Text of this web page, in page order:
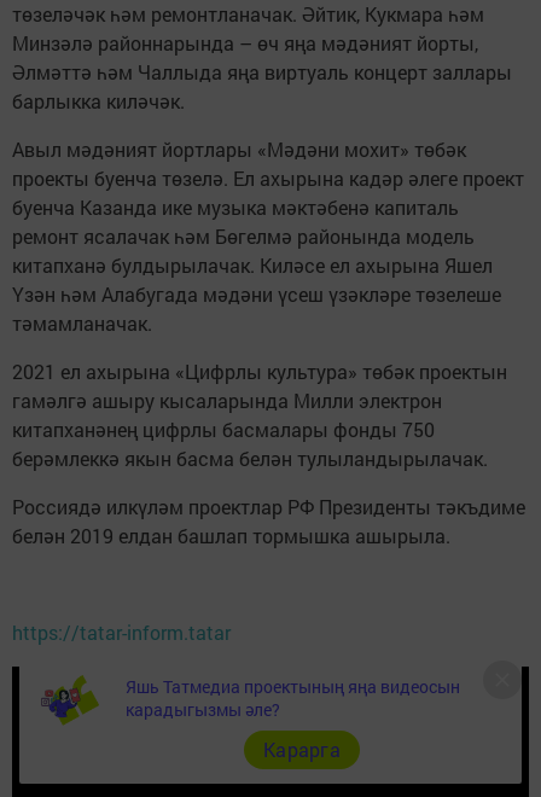
төзеләчәк һәм ремонтланачак. Әйтик, Кукмара һәм
Минзәлә районнарында – өч яңа мәдәният йорты,
Әлмәттә һәм Чаллыда яңа виртуаль концерт заллары
барлыкка киләчәк.
Авыл мәдәният йортлары «Мәдәни мохит» төбәк
проекты буенча төзелә. Ел ахырына кадәр әлеге проект
буенча Казанда ике музыка мәктәбенә капиталь
ремонт ясалачак һәм Бөгелмә районында модель
китапханә булдырылачак. Киләсе ел ахырына Яшел
Үзән һәм Алабугада мәдәни үсеш үзәкләре төзелеше
тәмамланачак.
2021 ел ахырына «Цифрлы культура» төбәк проектын
гамәлгә ашыру кысаларында Милли электрон
китапханәнең цифрлы басмалары фонды 750
берәмлеккә якын басма белән тулыландырылачак.
Россиядә илкүләм проектлар РФ Президенты тәкъдиме
белән 2019 елдан башлап тормышка ашырыла.
https://tatar-inform.tatar
Яшь Татмедиа проектының яңа видеосын
карадыгызмы әле?
Карарга